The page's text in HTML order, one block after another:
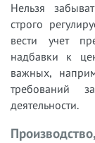
Нельзя
строго
вести учет
надбавки к
важных,
требований
деятельности.